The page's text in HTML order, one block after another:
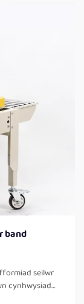
band
seilwr
cynhwysiad